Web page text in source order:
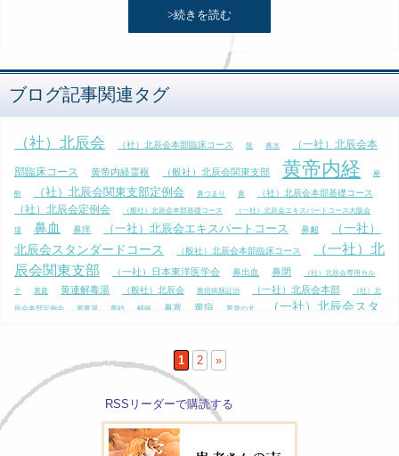
>続きを読む
ブログ記事関連タグ
（社）北辰会 （社）北辰会本部臨床コース 龍 鼻水 （一社）北辰会本
部臨床コース 黄帝内経霊枢 （般社）北辰会関東支部 黄帝内経 麻
酔 （社）北辰会関東支部定例会 鼻づまり 鼻 （社）北辰会本部基礎コース
（社）北辰会定例会 （般社）北辰会本部基礎コース （一社）北辰会エキスパートコース大阪会
場 鼻血 鼻痒 （一社）北辰会エキスパートコース 鼻衄
（一社）
北辰会スタンダードコース
（般社）北辰会本部臨床コース
（一社）北
辰会関東支部
（一社）日本東洋医学会 鼻出血 鼻閉 （社）北辰会専用カル
テ 黄庭 黄連解毒湯 （般社）北辰会 黄疸病脉証治 （一社）北辰会本部 （社）北
辰会本部定例会 黄竜湯 黄砂 齲齒 鼻塞 黄疸 黄泉の犬
（一社）北辰会スタ
（一社）北辰会スタンダードコース大阪会場
麻木 黄帝内経素問 （社）日本東洋医学会
1 2 »
RSSリーダーで購読する